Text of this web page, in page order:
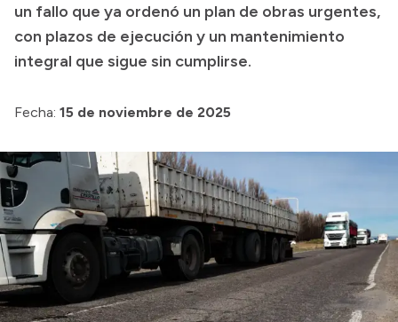
Convocatorias
Intranet
Login
un fallo que ya ordenó un plan de obras urgentes,
con plazos de ejecución y un mantenimiento
integral que sigue sin cumplirse.
Fecha: 15 de noviembre de 2025